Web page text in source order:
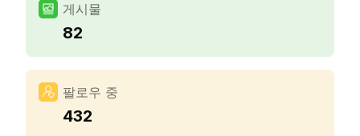
게시물
82
팔로우 중
432